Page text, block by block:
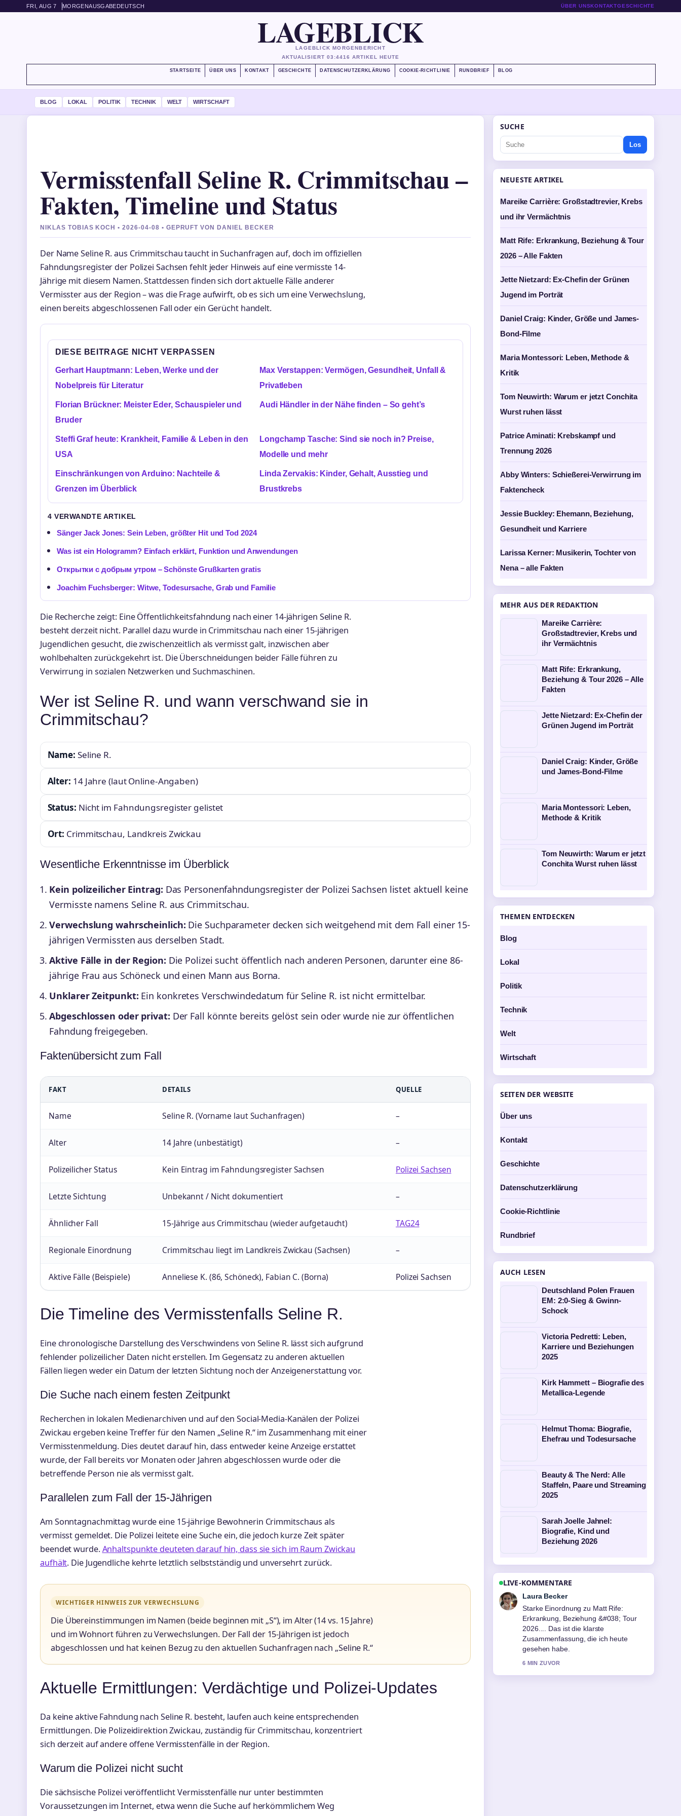
FRI, AUG 7 MORGENAUSGABEDEUTSCH ÜBER UNSKONTAKTGESCHICHTE
LAGEBLICK
LAGEBLICK MORGENBERICHT
AKTUALISIERT 03:4416 ARTIKEL HEUTE
STARTSEITE ÜBER UNS KONTAKT GESCHICHTE DATENSCHUTZERKLÄRUNG COOKIE-RICHTLINIE RUNDBRIEF BLOG
BLOG LOKAL POLITIK TECHNIK WELT WIRTSCHAFT
Vermisstenfall Seline R. Crimmitschau –
Fakten, Timeline und Status
NIKLAS TOBIAS KOCH • 2026-04-08 • GEPRUFT VON DANIEL BECKER
Der Name Seline R. aus Crimmitschau taucht in Suchanfragen auf, doch im offiziellen
Fahndungsregister der Polizei Sachsen fehlt jeder Hinweis auf eine vermisste 14-
Jährige mit diesem Namen. Stattdessen finden sich dort aktuelle Fälle anderer
Vermisster aus der Region – was die Frage aufwirft, ob es sich um eine Verwechslung,
einen bereits abgeschlossenen Fall oder ein Gerücht handelt.
DIESE BEITRAGE NICHT VERPASSEN
Gerhart Hauptmann: Leben, Werke und der
Nobelpreis für Literatur
Max Verstappen: Vermögen, Gesundheit, Unfall &
Privatleben
Florian Brückner: Meister Eder, Schauspieler und
Bruder
Audi Händler in der Nähe finden – So geht’s
Steffi Graf heute: Krankheit, Familie & Leben in den
USA
Longchamp Tasche: Sind sie noch in? Preise,
Modelle und mehr
Einschränkungen von Arduino: Nachteile &
Grenzen im Überblick
Linda Zervakis: Kinder, Gehalt, Ausstieg und
Brustkrebs
4 VERWANDTE ARTIKEL
Sänger Jack Jones: Sein Leben, größter Hit und Tod 2024
Was ist ein Hologramm? Einfach erklärt, Funktion und Anwendungen
Открытки с добрым утром – Schönste Grußkarten gratis
Joachim Fuchsberger: Witwe, Todesursache, Grab und Familie
Die Recherche zeigt: Eine Öffentlichkeitsfahndung nach einer 14-jährigen Seline R.
besteht derzeit nicht. Parallel dazu wurde in Crimmitschau nach einer 15-jährigen
Jugendlichen gesucht, die zwischenzeitlich als vermisst galt, inzwischen aber
wohlbehalten zurückgekehrt ist. Die Überschneidungen beider Fälle führen zu
Verwirrung in sozialen Netzwerken und Suchmaschinen.
Wer ist Seline R. und wann verschwand sie in
Crimmitschau?
Name: Seline R.
Alter: 14 Jahre (laut Online-Angaben)
Status: Nicht im Fahndungsregister gelistet
Ort: Crimmitschau, Landkreis Zwickau
Wesentliche Erkenntnisse im Überblick
Kein polizeilicher Eintrag: Das Personenfahndungsregister der Polizei Sachsen listet aktuell keine
Vermisste namens Seline R. aus Crimmitschau.
Verwechslung wahrscheinlich: Die Suchparameter decken sich weitgehend mit dem Fall einer 15-
jährigen Vermissten aus derselben Stadt.
Aktive Fälle in der Region: Die Polizei sucht öffentlich nach anderen Personen, darunter eine 86-
jährige Frau aus Schöneck und einen Mann aus Borna.
Unklarer Zeitpunkt: Ein konkretes Verschwindedatum für Seline R. ist nicht ermittelbar.
Abgeschlossen oder privat: Der Fall könnte bereits gelöst sein oder wurde nie zur öffentlichen
Fahndung freigegeben.
Faktenübersicht zum Fall
FAKT DETAILS QUELLE
Name Seline R. (Vorname laut Suchanfragen) –
Alter 14 Jahre (unbestätigt) –
Polizeilicher Status Kein Eintrag im Fahndungsregister Sachsen Polizei Sachsen
Letzte Sichtung Unbekannt / Nicht dokumentiert –
Ähnlicher Fall 15-Jährige aus Crimmitschau (wieder aufgetaucht) TAG24
Regionale Einordnung Crimmitschau liegt im Landkreis Zwickau (Sachsen) –
Aktive Fälle (Beispiele) Anneliese K. (86, Schöneck), Fabian C. (Borna) Polizei Sachsen
Die Timeline des Vermisstenfalls Seline R.
Eine chronologische Darstellung des Verschwindens von Seline R. lässt sich aufgrund
fehlender polizeilicher Daten nicht erstellen. Im Gegensatz zu anderen aktuellen
Fällen liegen weder ein Datum der letzten Sichtung noch der Anzeigenerstattung vor.
Die Suche nach einem festen Zeitpunkt
Recherchen in lokalen Medienarchiven und auf den Social-Media-Kanälen der Polizei
Zwickau ergeben keine Treffer für den Namen „Seline R.“ im Zusammenhang mit einer
Vermisstenmeldung. Dies deutet darauf hin, dass entweder keine Anzeige erstattet
wurde, der Fall bereits vor Monaten oder Jahren abgeschlossen wurde oder die
betreffende Person nie als vermisst galt.
Parallelen zum Fall der 15-Jährigen
Am Sonntagnachmittag wurde eine 15-jährige Bewohnerin Crimmitschaus als
vermisst gemeldet. Die Polizei leitete eine Suche ein, die jedoch kurze Zeit später
beendet wurde.Anhaltspunkte deuteten darauf hin, dass sie sich im Raum Zwickau
aufhält. Die Jugendliche kehrte letztlich selbstständig und unversehrt zurück.
WICHTIGER HINWEIS ZUR VERWECHSLUNG
Die Übereinstimmungen im Namen (beide beginnen mit „S“), im Alter (14 vs. 15 Jahre)
und im Wohnort führen zu Verwechslungen. Der Fall der 15-Jährigen ist jedoch
abgeschlossen und hat keinen Bezug zu den aktuellen Suchanfragen nach „Seline R.“
Aktuelle Ermittlungen: Verdächtige und Polizei-Updates
Da keine aktive Fahndung nach Seline R. besteht, laufen auch keine entsprechenden
Ermittlungen. Die Polizeidirektion Zwickau, zuständig für Crimmitschau, konzentriert
sich derzeit auf andere offene Vermisstenfälle in der Region.
Warum die Polizei nicht sucht
Die sächsische Polizei veröffentlicht Vermisstenfälle nur unter bestimmten
Voraussetzungen im Internet, etwa wenn die Suche auf herkömmlichem Weg
SUCHE
Los
NEUESTE ARTIKEL
Mareike Carrière: Großstadtrevier, Krebs
und ihr Vermächtnis
Matt Rife: Erkrankung, Beziehung & Tour
2026 – Alle Fakten
Jette Nietzard: Ex-Chefin der Grünen
Jugend im Porträt
Daniel Craig: Kinder, Größe und James-
Bond-Filme
Maria Montessori: Leben, Methode &
Kritik
Tom Neuwirth: Warum er jetzt Conchita
Wurst ruhen lässt
Patrice Aminati: Krebskampf und
Trennung 2026
Abby Winters: Schießerei-Verwirrung im
Faktencheck
Jessie Buckley: Ehemann, Beziehung,
Gesundheit und Karriere
Larissa Kerner: Musikerin, Tochter von
Nena – alle Fakten
MEHR AUS DER REDAKTION
Mareike Carrière:
Großstadtrevier, Krebs und
ihr Vermächtnis
Matt Rife: Erkrankung,
Beziehung & Tour 2026 – Alle
Fakten
Jette Nietzard: Ex-Chefin der
Grünen Jugend im Porträt
Daniel Craig: Kinder, Größe
und James-Bond-Filme
Maria Montessori: Leben,
Methode & Kritik
Tom Neuwirth: Warum er jetzt
Conchita Wurst ruhen lässt
THEMEN ENTDECKEN
Blog
Lokal
Politik
Technik
Welt
Wirtschaft
SEITEN DER WEBSITE
Über uns
Kontakt
Geschichte
Datenschutzerklärung
Cookie-Richtlinie
Rundbrief
AUCH LESEN
Deutschland Polen Frauen
EM: 2:0-Sieg & Gwinn-
Schock
Victoria Pedretti: Leben,
Karriere und Beziehungen
2025
Kirk Hammett – Biografie des
Metallica-Legende
Helmut Thoma: Biografie,
Ehefrau und Todesursache
Beauty & The Nerd: Alle
Staffeln, Paare und Streaming
2025
Sarah Joelle Jahnel:
Biografie, Kind und
Beziehung 2026
LIVE-KOMMENTARE
Nico Hoffmann
Verfolge Jette Nietzard: Ex-Chefin der
Grünen Jugend im... genau – schaetze
den ausgewogenen Ton hier.
8 MIN ZUVOR